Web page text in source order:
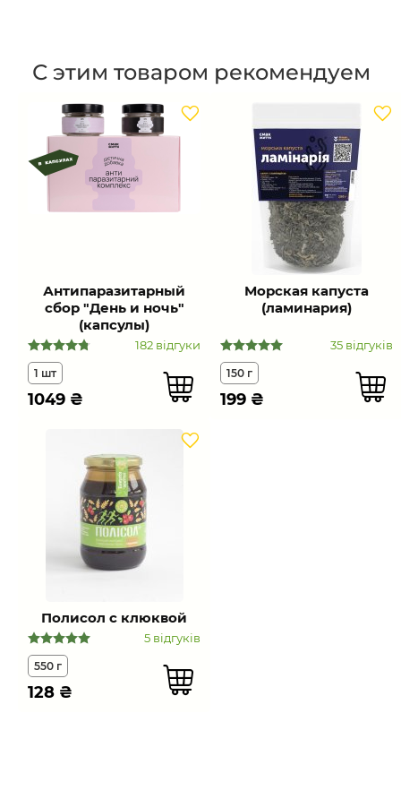
С этим товаром рекомендуем
Антипаразитарный
сбор "День и ночь"
(капсулы)
182 відгуки
1 шт
1049 ₴
Морская капуста
(ламинария)
35 відгуків
150 г
199 ₴
Полисол с клюквой
5 відгуків
550 г
128 ₴